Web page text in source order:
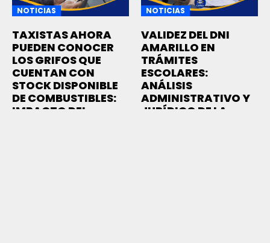
NOTICIAS
TAXISTAS AHORA
PUEDEN CONOCER
LOS GRIFOS QUE
CUENTAN CON
STOCK DISPONIBLE
DE COMBUSTIBLES:
IMPACTO DEL
NOTICIAS
VALIDEZ DEL DNI
AMARILLO EN
TRÁMITES
ESCOLARES:
ANÁLISIS
ADMINISTRATIVO Y
JURÍDICO DE LA